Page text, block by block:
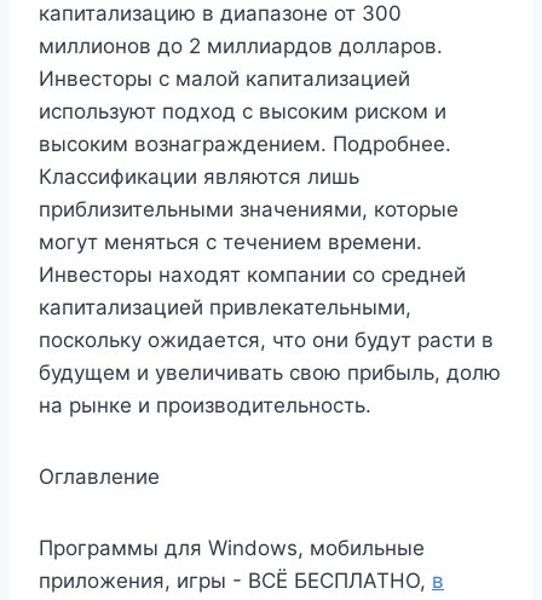
капитализацию в диапазоне от 300
миллионов до 2 миллиардов долларов.
Инвесторы с малой капитализацией
используют подход с высоким риском и
высоким вознаграждением. Подробнее.
Классификации являются лишь
приблизительными значениями, которые
могут меняться с течением времени.
Инвесторы находят компании со средней
капитализацией привлекательными,
поскольку ожидается, что они будут расти в
будущем и увеличивать свою прибыль, долю
на рынке и производительность.
Оглавление
Программы для Windows, мобильные
приложения, игры - ВСЁ БЕСПЛАТНО, в